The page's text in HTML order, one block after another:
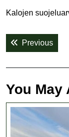
Kalojen
Artikkelien
selaus
Previous
You May